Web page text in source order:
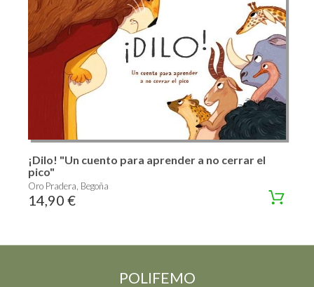
¡Dilo! "Un cuento para aprender a no cerrar el
pico"
Oro Pradera, Begoña
14,90 €
POLIFEMO